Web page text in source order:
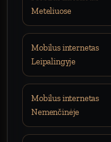
Meteliuose
Mobilus internetas
Leipalingyje
Mobilus internetas
Nemenčinėje